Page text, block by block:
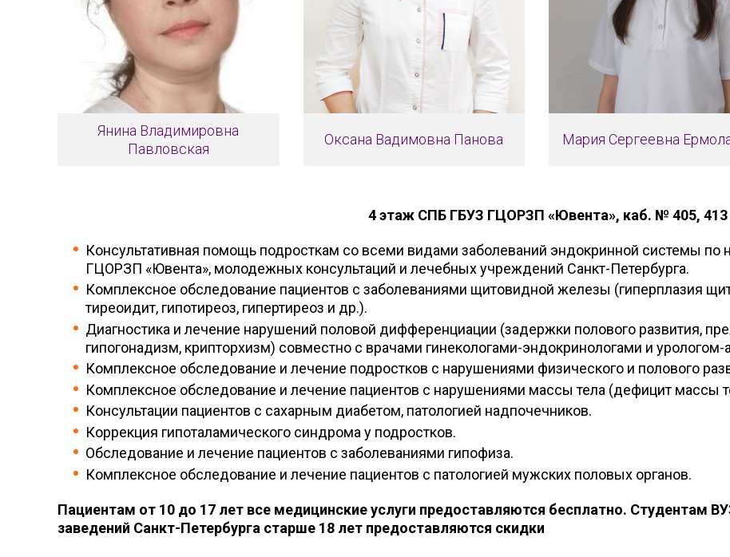
Янина Владимировна
Павловская
Оксана Вадимовна Панова Мария Сергеевна
4 этаж СПБ ГБУЗ ГЦОРЗП «Ювента», каб. № 405, 413
Консультативная помощь подросткам со всеми видами заболеваний эндокринной системы по
ГЦОРЗП «Ювента», молодежных консультаций и лечебных учреждений Санкт-Петербурга.
Комплексное обследование пациентов с заболеваниями щитовидной железы (гиперплазия
тиреоидит, гипотиреоз, гипертиреоз и др.).
Диагностика и лечение нарушений половой дифференциации (задержки полового развития,
гипогонадизм, крипторхизм) совместно с врачами гинекологами-эндокринологами и
Комплексное обследование и лечение подростков с нарушениями физического и полового
Комплексное обследование и лечение пациентов с нарушениями массы тела (дефицит массы
Консультации пациентов с сахарным диабетом, патологией надпочечников.
Коррекция гипоталамического синдрома у подростков.
Обследование и лечение пациентов с заболеваниями гипофиза.
Комплексное обследование и лечение пациентов с патологией мужских половых органов.
Пациентам от 10 до 17 лет все медицинские услуги предоставляются бесплатно. Студентам
заведений Санкт-Петербурга старше 18 лет предоставляются скидки